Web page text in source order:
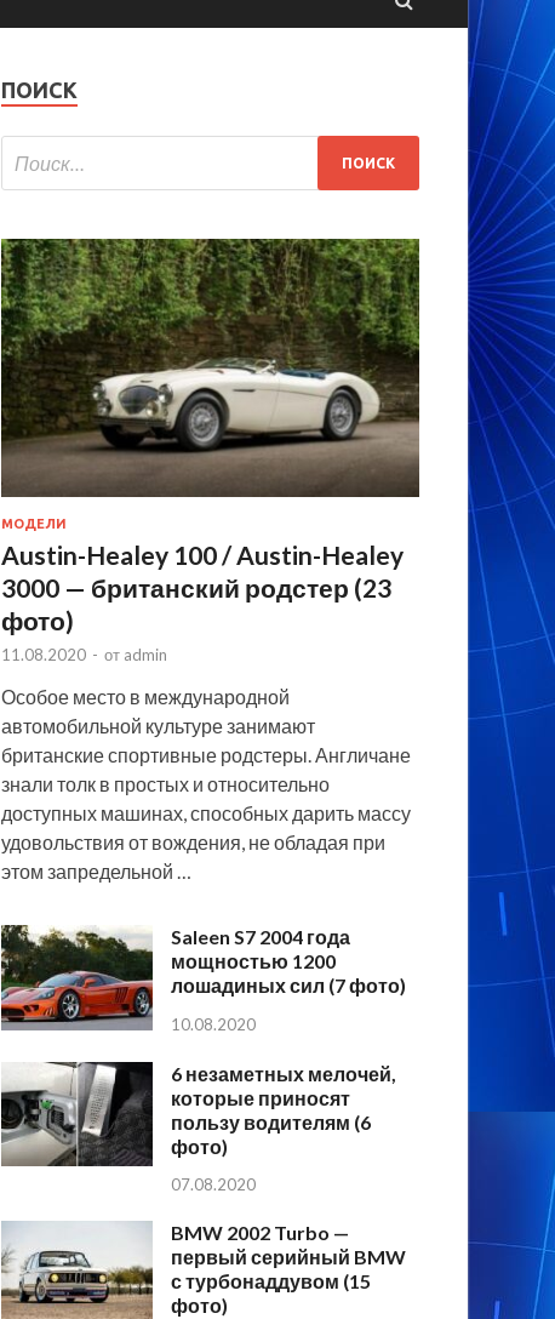
ПОИСК
МОДЕЛИ
Austin-Healey 100 / Austin-Healey
3000 — британский родстер (23
фото)
11.08.2020 - от admin
Особое место в международной
автомобильной культуре занимают
британские спортивные родстеры. Англичане
знали толк в простых и относительно
доступных машинах, способных дарить массу
удовольствия от вождения, не обладая при
этом запредельной …
Saleen S7 2004 года
мощностью 1200
лошадиных сил (7 фото)
10.08.2020
6 незаметных мелочей,
которые приносят
пользу водителям (6
фото)
07.08.2020
BMW 2002 Turbo —
первый серийный BMW
с турбонаддувом (15
фото)